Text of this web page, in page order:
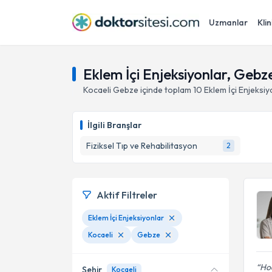
Uzmanlar
Eklem İçi Enjeksiyonlar,
Kocaeli Gebze içinde toplam 10 Eklem İçi
İlgili Branşlar
Fiziksel Tıp ve Rehabilitasyon
2
Aktif Filtreler
Eklem İçi Enjeksiyonlar
Kocaeli
Gebze
Şehir Kocaeli